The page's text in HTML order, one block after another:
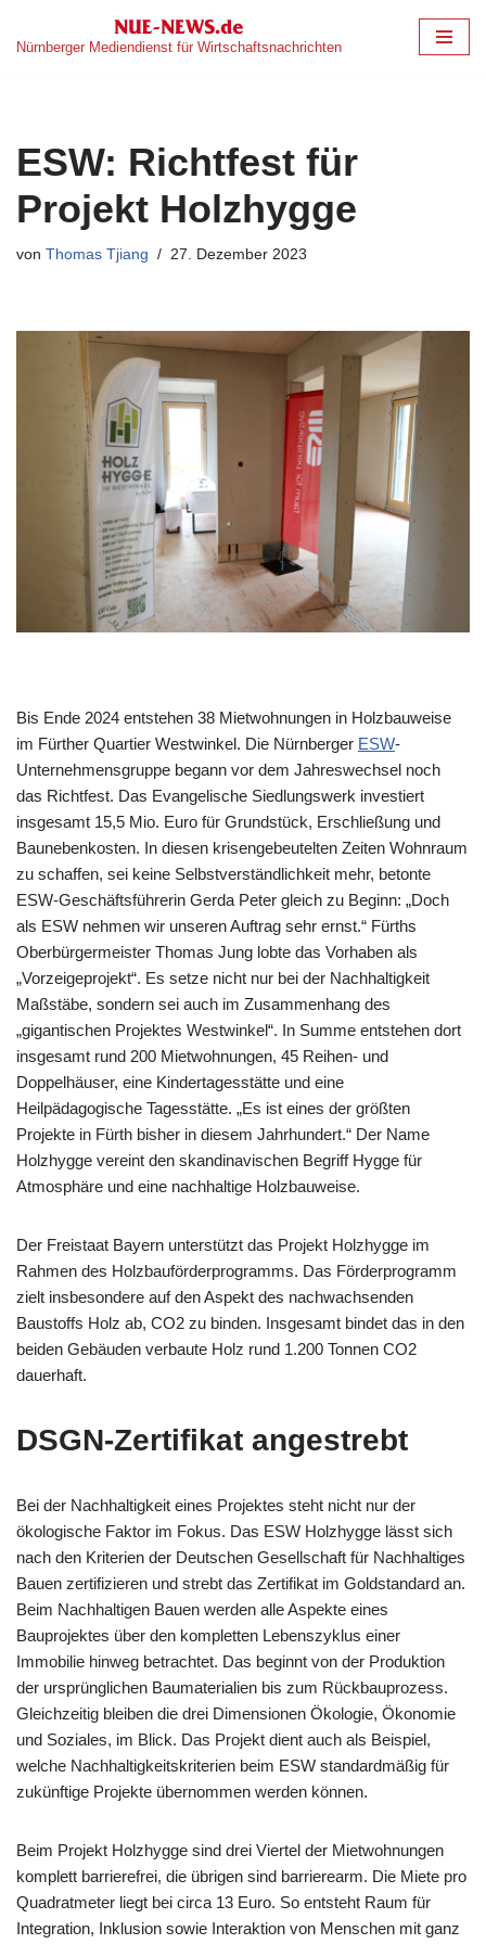
Zum
Nürnberger Mediendienst für Wirtschaftsnachrichten
ESW: Richtfest für
Projekt Holzhygge
von Thomas Tjiang 27. Dezember 2023
Bis Ende 2024 entstehen 38 Mietwohnungen in Holzbauweise
im Fürther Quartier Westwinkel. Die Nürnberger ESW-
Unternehmensgruppe begann vor dem Jahreswechsel noch
das Richtfest. Das Evangelische Siedlungswerk investiert
insgesamt 15,5 Mio. Euro für Grundstück, Erschließung und
Baunebenkosten. In diesen krisengebeutelten Zeiten Wohnraum
zu schaffen, sei keine Selbstverständlichkeit mehr, betonte
ESW-Geschäftsführerin Gerda Peter gleich zu Beginn: „Doch
als ESW nehmen wir unseren Auftrag sehr ernst.“ Fürths
Oberbürgermeister Thomas Jung lobte das Vorhaben als
„Vorzeigeprojekt“. Es setze nicht nur bei der Nachhaltigkeit
Maßstäbe, sondern sei auch im Zusammenhang des
„gigantischen Projektes Westwinkel“. In Summe entstehen dort
insgesamt rund 200 Mietwohnungen, 45 Reihen- und
Doppelhäuser, eine Kindertagesstätte und eine
Heilpädagogische Tagesstätte. „Es ist eines der größten
Projekte in Fürth bisher in diesem Jahrhundert.“ Der Name
Holzhygge vereint den skandinavischen Begriff Hygge für
Atmosphäre und eine nachhaltige Holzbauweise.
Der Freistaat Bayern unterstützt das Projekt Holzhygge im
Rahmen des Holzbauförderprogramms. Das Förderprogramm
zielt insbesondere auf den Aspekt des nachwachsenden
Baustoffs Holz ab, CO2 zu binden. Insgesamt bindet das in den
beiden Gebäuden verbaute Holz rund 1.200 Tonnen CO2
dauerhaft.
DSGN-Zertifikat angestrebt
Bei der Nachhaltigkeit eines Projektes steht nicht nur der
ökologische Faktor im Fokus. Das ESW Holzhygge lässt sich
nach den Kriterien der Deutschen Gesellschaft für Nachhaltiges
Bauen zertifizieren und strebt das Zertifikat im Goldstandard an.
Beim Nachhaltigen Bauen werden alle Aspekte eines
Bauprojektes über den kompletten Lebenszyklus einer
Immobilie hinweg betrachtet. Das beginnt von der Produktion
der ursprünglichen Baumaterialien bis zum Rückbauprozess.
Gleichzeitig bleiben die drei Dimensionen Ökologie, Ökonomie
und Soziales, im Blick. Das Projekt dient auch als Beispiel,
welche Nachhaltigkeitskriterien beim ESW standardmäßig für
zukünftige Projekte übernommen werden können.
Beim Projekt Holzhygge sind drei Viertel der Mietwohnungen
komplett barrierefrei, die übrigen sind barrierearm. Die Miete pro
Quadratmeter liegt bei circa 13 Euro. So entsteht Raum für
Integration, Inklusion sowie Interaktion von Menschen mit ganz